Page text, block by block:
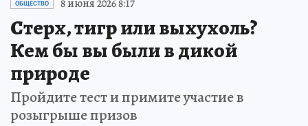
ОБЩЕСТВО 8 июня 2026 8:17
Стерх, тигр или выхухоль?
Кем бы вы были в дикой
природе
Пройдите тест и примите участие в
розыгрыше призов